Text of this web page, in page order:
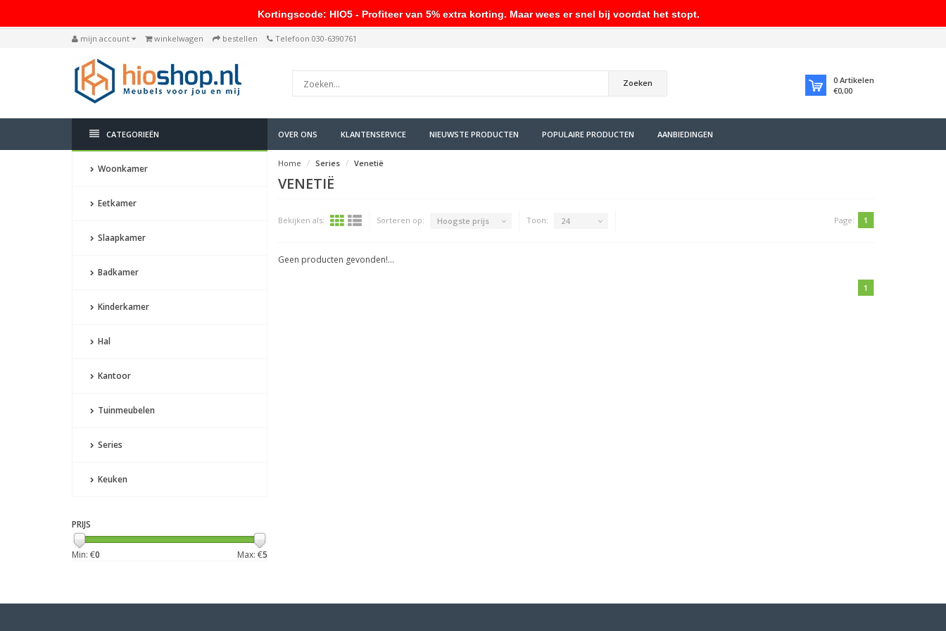
mijn account winkelwagen bestellen Telefoon 030-6390761
Zoeken 0 Artikelen
€0,00
CATEGORIEËN OVER ONS KLANTENSERVICE NIEUWSTE PRODUCTEN POPULAIRE PRODUCTEN AANBIEDINGEN
Woonkamer
Eetkamer
Slaapkamer
Badkamer
Kinderkamer
Hal
Kantoor
Tuinmeubelen
Series
Keuken
PRIJS
Min: €0 Max: €5
Home Series Venetië
VENETIË
Bekijken als: Sorteren op: Hoogste prijs Toon: 24 Page: 1
Geen producten gevonden!...
1
Kortingscode: HIO5 - Profiteer van 5% extra korting. Maar wees er snel bij voordat het stopt.